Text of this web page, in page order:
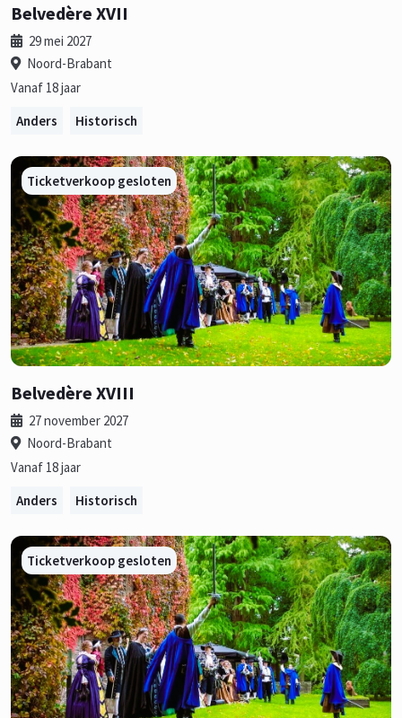
Belvedère XVII
29 mei 2027
Noord-Brabant
Vanaf 18 jaar
Anders
Historisch
Ticketverkoop gesloten
Belvedère XVIII
27 november 2027
Noord-Brabant
Vanaf 18 jaar
Anders
Historisch
Ticketverkoop gesloten